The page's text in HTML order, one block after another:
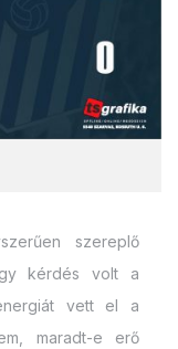
szereplő
kérdés volt a
vett el a
maradt-e erő